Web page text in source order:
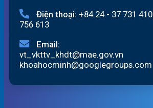
Điện thoại: +84 24 - 37 731 410
756 613
Email:
vt_vkttv_khdt@mae.gov.vn
khoahocminh@googlegroups.com